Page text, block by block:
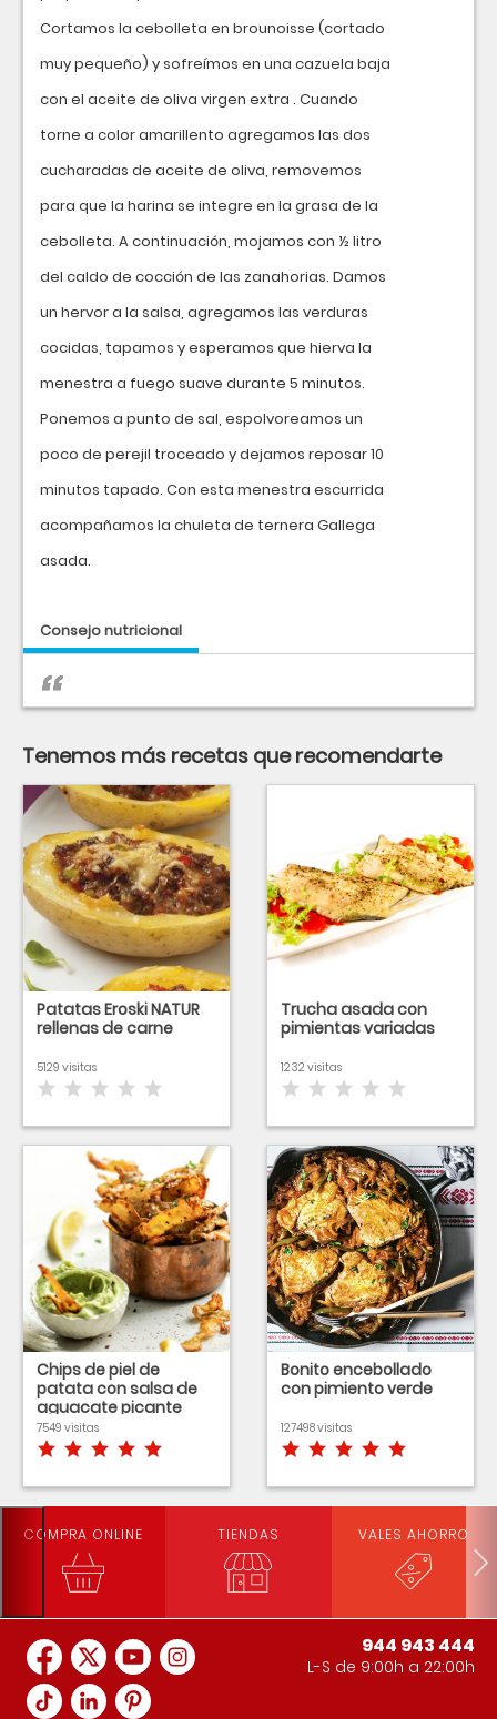
Cortamos la cebolleta en brounoisse (cortado
muy pequeño) y sofreímos en una cazuela baja
con el aceite de oliva virgen extra . Cuando
torne a color amarillento agregamos las dos
cucharadas de aceite de oliva, removemos
para que la harina se integre en la grasa de la
cebolleta. A continuación, mojamos con ½ litro
del caldo de cocción de las zanahorias. Damos
un hervor a la salsa, agregamos las verduras
cocidas, tapamos y esperamos que hierva la
menestra a fuego suave durante 5 minutos.
Ponemos a punto de sal, espolvoreamos un
poco de perejil troceado y dejamos reposar 10
minutos tapado. Con esta menestra escurrida
acompañamos la chuleta de ternera Gallega
asada.
Consejo nutricional
Tenemos más recetas que recomendarte
Patatas Eroski NATUR
rellenas de carne
5129 visitas
Trucha asada con
pimientas variadas
1232 visitas
Chips de piel de
patata con salsa de
aguacate picante
7549 visitas
Bonito encebollado
con pimiento verde
127498 visitas
COMPRA ONLINE TIENDAS VALES AHORRO
944 943 444
L-S de 9:00h a 22:00h